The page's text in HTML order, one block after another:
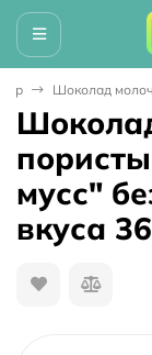
Шоколад
мусс"
вкуса